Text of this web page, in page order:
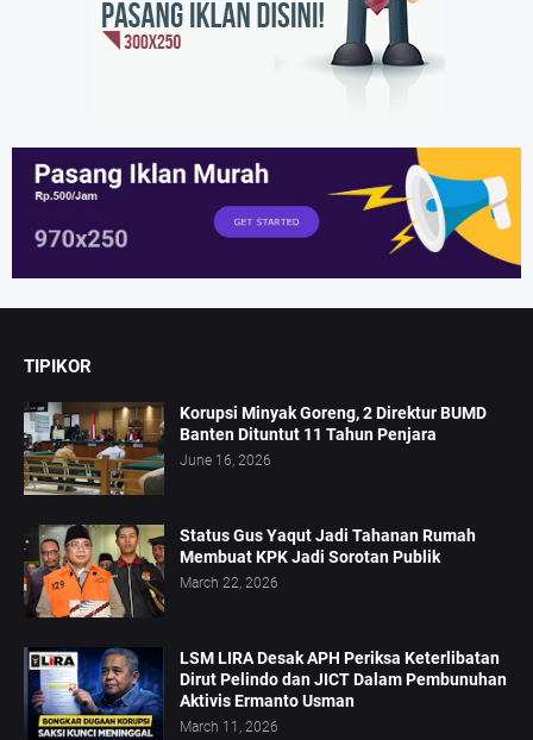
TIPIKOR
Korupsi Minyak Goreng, 2 Direktur BUMD
Banten Dituntut 11 Tahun Penjara
June 16, 2026
Status Gus Yaqut Jadi Tahanan Rumah
Membuat KPK Jadi Sorotan Publik
March 22, 2026
LSM LIRA Desak APH Periksa Keterlibatan
Dirut Pelindo dan JICT Dalam Pembunuhan
Aktivis Ermanto Usman
March 11, 2026